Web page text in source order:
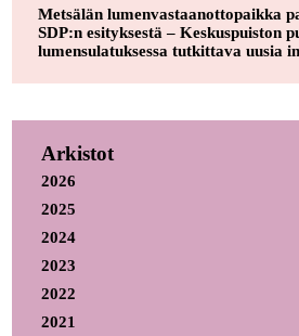
Metsälän lumenvastaanottopaikka
SDP:n esityksestä – Keskuspuiston
lumensulatuksessa tutkittava uusia
Arkistot
2026
2025
2024
2023
2022
2021